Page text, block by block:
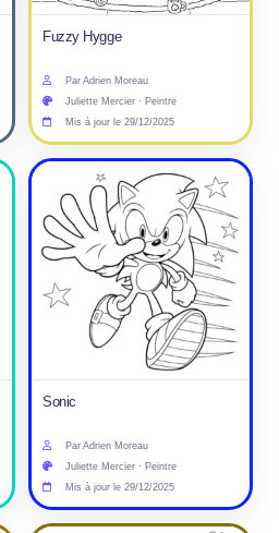
Fuzzy Hygge
Par Adrien Moreau
Juliette Mercier · Peintre
Mis à jour le 29/12/2025
Sonic
Par Adrien Moreau
Juliette Mercier · Peintre
Mis à jour le 29/12/2025